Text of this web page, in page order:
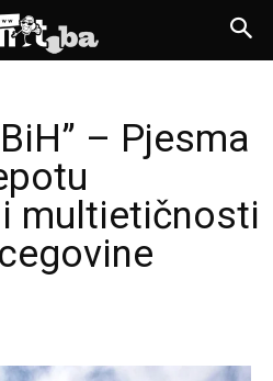
– Pjesma
multietičnosti